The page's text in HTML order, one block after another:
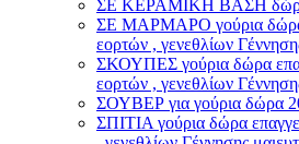
ΣΕ ΚΕΡΑΜΙΚΗ ΒΑΣΗ δώρα
ΣΕ ΜΑΡΜΑΡΟ γούρια δώρα
εορτών , γενεθλίων
ΣΚΟΥΠΕΣ γούρια δώρα
εορτών , γενεθλίων
ΣΟΥΒΕΡ για γούρια δώρα
ΣΠΙΤΙΑ γούρια δώρα